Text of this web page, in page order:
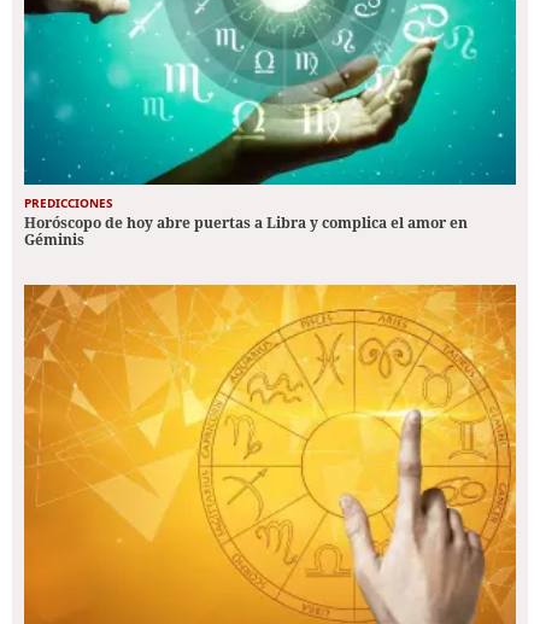
PREDICCIONES
Horóscopo de hoy abre puertas a Libra y complica el amor en
Géminis